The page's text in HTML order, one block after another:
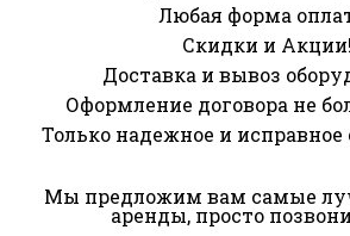
Любая форма
Скидки и Акции!
Доставка и вывоз
Оформление договора не
Только надежное и исправное
Мы предложим вам самые
аренды, просто